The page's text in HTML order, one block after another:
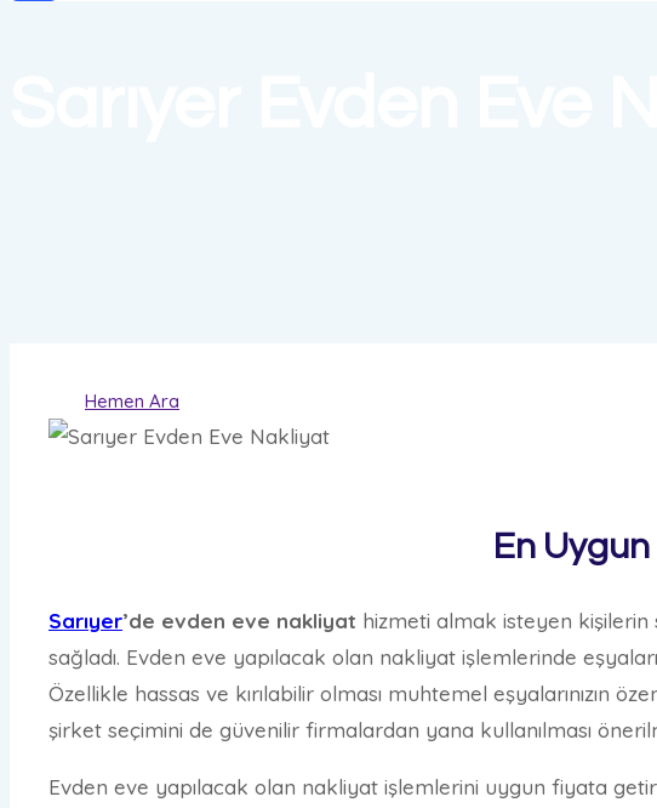
Hemen Ara
En
Sarıyer’de evden eve nakliyat hizmeti almak isteyen kişilerin
sağladı. Evden eve yapılacak olan nakliyat işlemlerinde
Özellikle hassas ve kırılabilir olması muhtemel eşyalarınızın
şirket seçimini de güvenilir firmalardan yana kullanılması
Evden eve yapılacak olan nakliyat işlemlerini uygun fiyata